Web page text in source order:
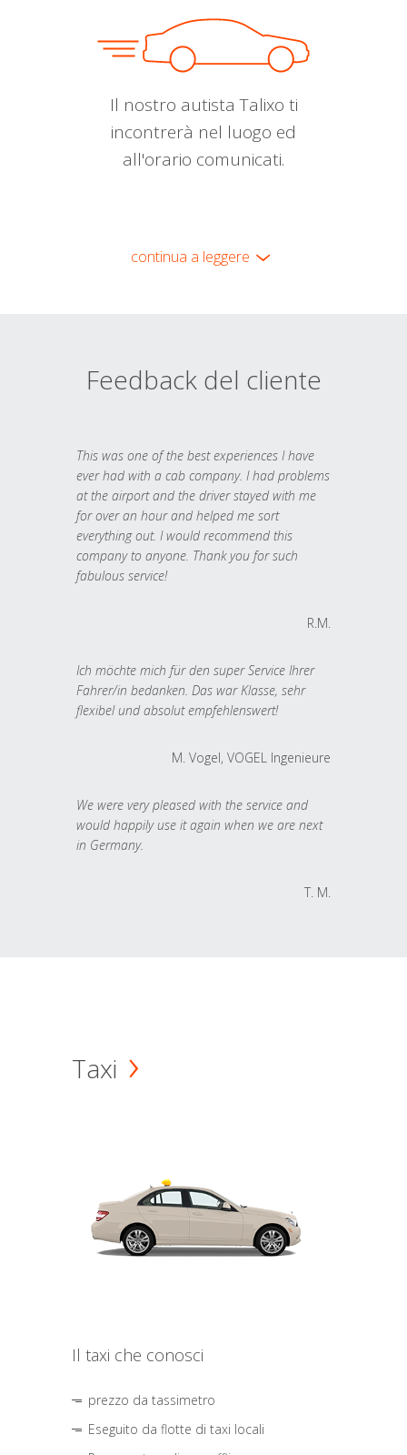
Il nostro autista Talixo ti
incontrerà nel luogo ed
all'orario comunicati.
continua a leggere
Feedback del cliente
This was one of the best experiences I have
ever had with a cab company. I had problems
at the airport and the driver stayed with me
for over an hour and helped me sort
everything out. I would recommend this
company to anyone. Thank you for such
fabulous service!
R.M.
Ich möchte mich für den super Service Ihrer
Fahrer/in bedanken. Das war Klasse, sehr
flexibel und absolut empfehlenswert!
M. Vogel, VOGEL Ingenieure
We were very pleased with the service and
would happily use it again when we are next
in Germany.
T. M.
Taxi
Il taxi che conosci
prezzo da tassimetro
Eseguito da flotte di taxi locali